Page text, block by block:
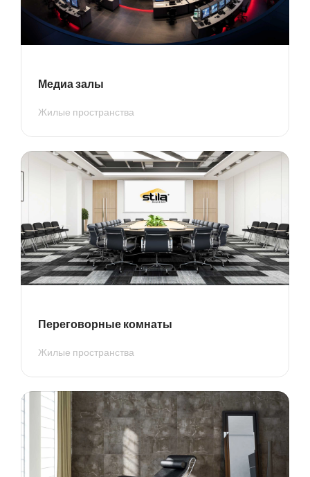
Медиа залы
Жилые пространства
Переговорные комнаты
Жилые пространства